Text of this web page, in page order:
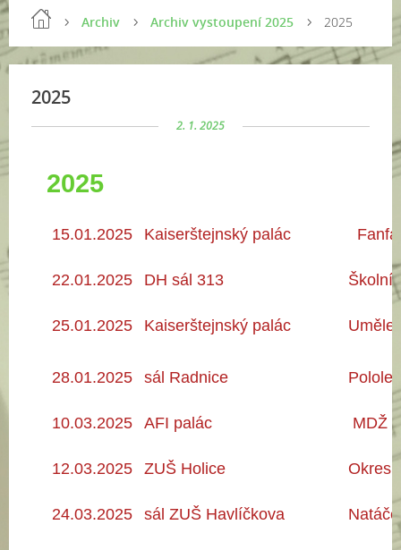
Archiv Archiv vystoupení 2025 2025
2025
2. 1. 2025
2025
15.01.2025 Kaiserštejnský palác
22.01.2025 DH sál 313 Školní
25.01.2025 Kaiserštejnský palác
28.01.2025 sál Radnice
10.03.2025 AFI palác MDŽ
12.03.2025 ZUŠ Holice
24.03.2025 sál ZUŠ Havlíčkova